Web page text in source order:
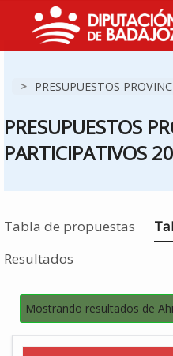
> PRESUPUESTOS
PRESUPUESTOS
PARTICIPATIVOS
Tabla de propuestas
Resultados
Mostrando resultados de